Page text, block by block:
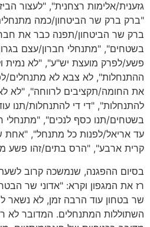
גזענית/אלימות רצחנית", "לעצור
"ברק ברק שר הביטחון/כמה
ברק שר הביטחון/תפנה כבר את
בשטחים", "מתנחלי חברון/עצם
פשע/לפרק מועצת יש"ע", "לא נמית
ההתנחלות", לא צבא לא מתנחלים/
את החומה/תקציבים לרווחה", "לא
להתנחלות", "די די להתנחלות/תנו
בשטחים/תנו כסף לנכים", "מתנחלי
עד אריאל/לפנות כל מתנחל", "אחת
קרית ארבע", "הרס בתים/זהו פשע
בסיום ההפגנה, שנמשכה קרוב
רז את המגפון וקרא: "אדוני שר
שר בטחון עוד הרבה זמן, לא נשאר
השתוללות המתנחלים. המדובר לא